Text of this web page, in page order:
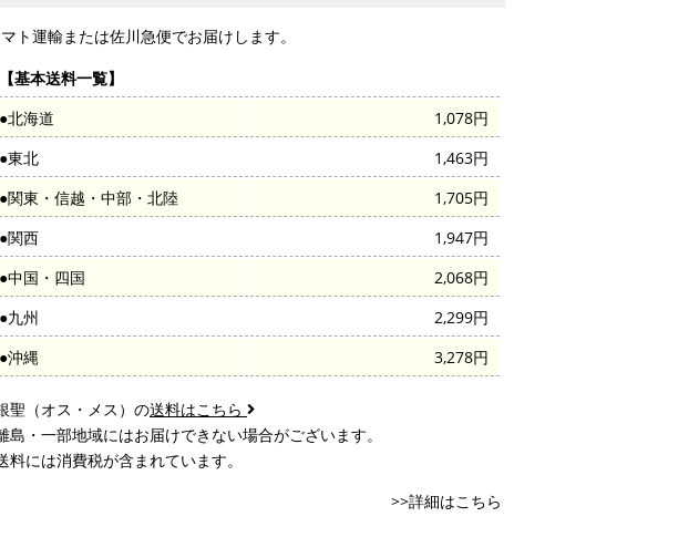
ト運輸または佐川急便でお届けします。
【基本送料一覧】
●北海道
1,078円
●東北
1,463円
●関東・信越・中部・北陸
1,705円
●関西
1,947円
●中国・四国
2,068円
●九州
2,299円
●沖縄
3,278円
聖（オス・メス）の送料はこちら
島・一部地域にはお届けできない場合がございます。
料には消費税が含まれています。
>>詳細はこちら